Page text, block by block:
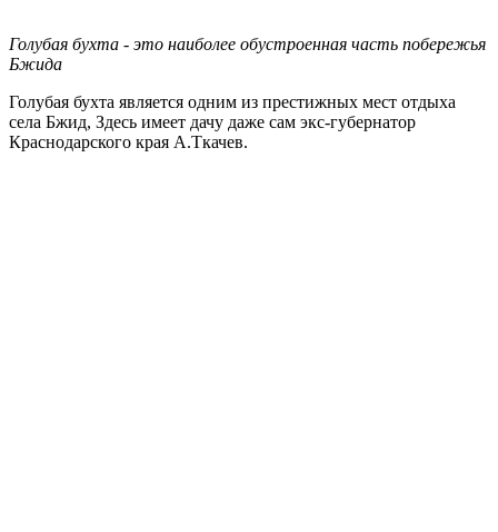
Голубая бухта - это наиболее обустроенная часть побережья
Бжида
Голубая бухта является одним из престижных мест отдыха
села Бжид, Здесь имеет дачу даже сам экс-губернатор
Краснодарского края А.Ткачев.